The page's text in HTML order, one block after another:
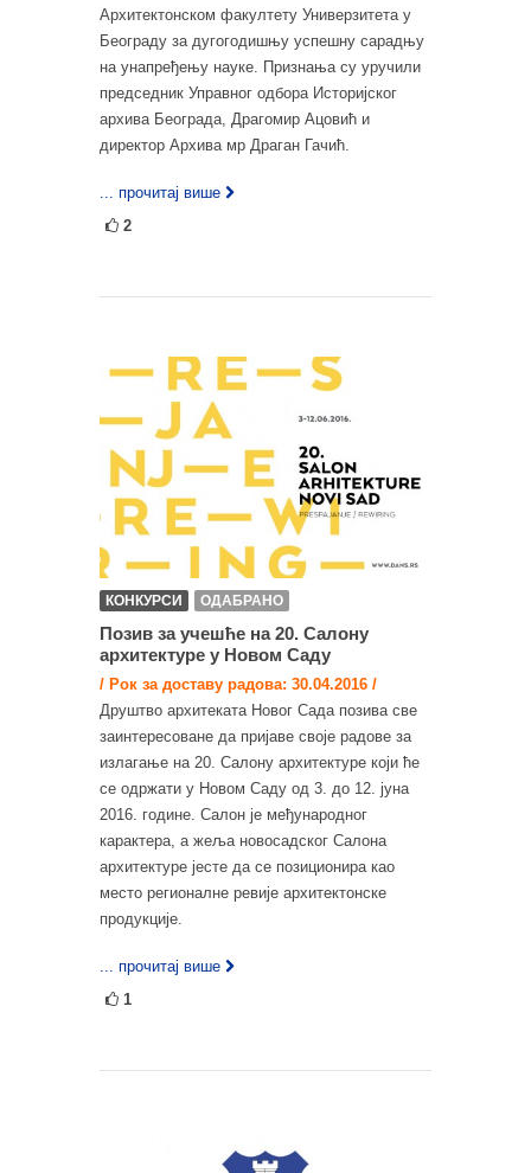
Архитектонском факултету Универзитета у
Београду за дугогодишњу успешну сарадњу
на унапређењу науке. Признања су уручили
председник Управног одбора Историјског
архива Београда, Драгомир Ацовић и
директор Архива мр Драган Гачић.
... прочитај више
2
КОНКУРСИ ОДАБРАНО
Позив за учешће на 20. Салону
архитектуре у Новом Саду
/ Рок за доставу радова: 30.04.2016 /
Друштво архитеката Новог Сада позива све
заинтересоване да пријаве своје радове за
излагање на 20. Салону архитектуре који ће
се одржати у Новом Саду од 3. до 12. јуна
2016. године. Салон је међународног
карактера, а жеља новосадског Салона
архитектуре јесте да се позиционира као
место регионалне ревије архитектонске
продукције.
... прочитај више
1